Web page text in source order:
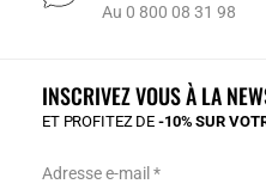
Au 0 800 08 31 98
INSCRIVEZ VOUS À LA
ET PROFITEZ DE-10% SUR
Adresse e-mail